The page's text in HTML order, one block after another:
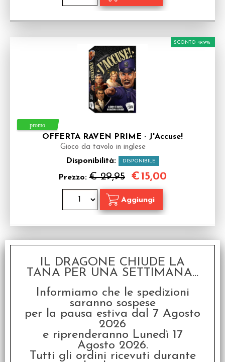
OFFERTA RAVEN PRIME - J'Accuse!
Gioco da tavolo in inglese
Disponibilità: DISPONIBILE
Prezzo: € 29,95
SCONTO 49.9%
€15,00
OFFERTA RAVEN PRIME - Hystericoach Hockey
Gioco da tavolo in inglese
SCONTO 62.5%
IL DRAGONE CHIUDE LA
TANA PER UNA SETTIMANA...
Informiamo che le spedizioni
saranno sospese
per la pausa estiva dal 7 Agosto
2026
e riprenderanno Lunedì 17
Agosto 2026.
Tutti gli ordini ricevuti durante